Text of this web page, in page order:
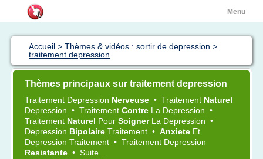
Menu
Accueil > Thèmes & vidéos : sortir de depression >
traitement depression
Thèmes principaux sur traitement depression
Traitement Depression Nerveuse • Traitement Naturel
Depression • Traitement Contre La Depression •
Traitement Naturel Pour Soigner La Depression •
Depression Bipolaire Traitement • Anxiete Et
Depression Traitement • Traitement Depression
Resistante • Suite ...